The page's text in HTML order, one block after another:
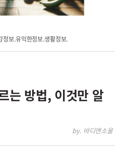
정보.유익한정보.생활정보.
는 방법, 이것만 알
by. 바디앤소울